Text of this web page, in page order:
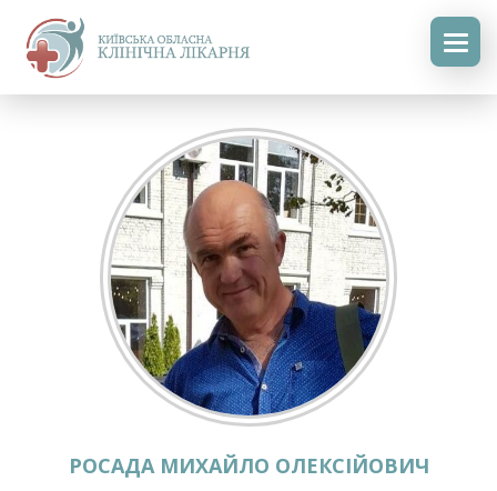
РОСАДА МИХАЙЛО ОЛЕКСІЙОВИЧ